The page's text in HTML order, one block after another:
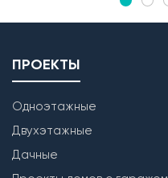
ПРОЕКТЫ
Одноэтажные
Двухэтажные
Дачные